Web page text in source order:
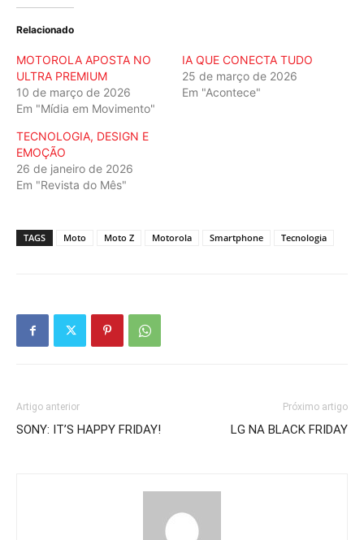
Relacionado
MOTOROLA APOSTA NO
ULTRA PREMIUM
10 de março de 2026
Em "Mídia em Movimento"
IA QUE CONECTA TUDO
25 de março de 2026
Em "Acontece"
TECNOLOGIA, DESIGN E
EMOÇÃO
26 de janeiro de 2026
Em "Revista do Mês"
TAGS Moto Moto Z Motorola Smartphone Tecnologia
Artigo anterior
SONY: IT’S HAPPY FRIDAY!
Próximo artigo
LG NA BLACK FRIDAY